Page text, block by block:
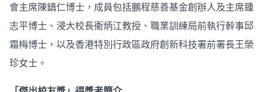
會主席陳鎮仁博士，成員包括鵬程慈善基金創辦人及主席鍾
志平博士、浸大校長衞炳江教授、職業訓練局前執行幹事邱
霜梅博士，以及香港特別行政區政府創新科技署前署長王榮
珍女士。